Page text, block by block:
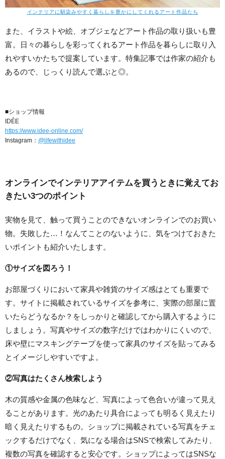
インテリアに馴染みやすく暮らしを豊かにしてくれるアート作品たち
また、イラストや絵、オブジェなどアート作品の取り扱いも豊
富。日々の暮らしを彩ってくれるアート作品を暮らしに取り入
れやすいかたちで提案しています。特集記事では作家の紹介も
あるので、じっくり読んで選ぶと◎。
■ショップ情報
IDÉE
https://www.idee-online.com/
Instagram： @lifewithidee
オンラインでインテリアアイテムを買うときに覚えてお
きたい3つのポイント
実物を見て、触って買うことのできないオンラインでのお買い
物。失敗した…！なんてことのないように、気をつけておきた
いポイントも紹介いたします。
①サイズを図ろう！
お部屋づくりにおいて家具や雑貨のサイズ感はとても重要で
す。サイトに掲載されているサイズを参考に、実際の部屋に置
いたらどうなるか？をしっかりと確認してから購入するように
しましょう。写真やサイズの数字だけではわかりにくいので、
床や壁にマスキングテープを使って家具のサイズを貼ってみる
とイメージしやすいですよ。
②写真はたくさん検索しよう
木の質感や金属の色味など、写真によって色合いが違って見え
ることがあります。光のあたり具合によっても明るく見えたり
暗く見えたりするもの。ショップに掲載されている写真をチェ
ックするだけでなく、気になる場合はSNSで検索してみたり、
複数の写真を確認すると安心です。ショップによってはSNSな